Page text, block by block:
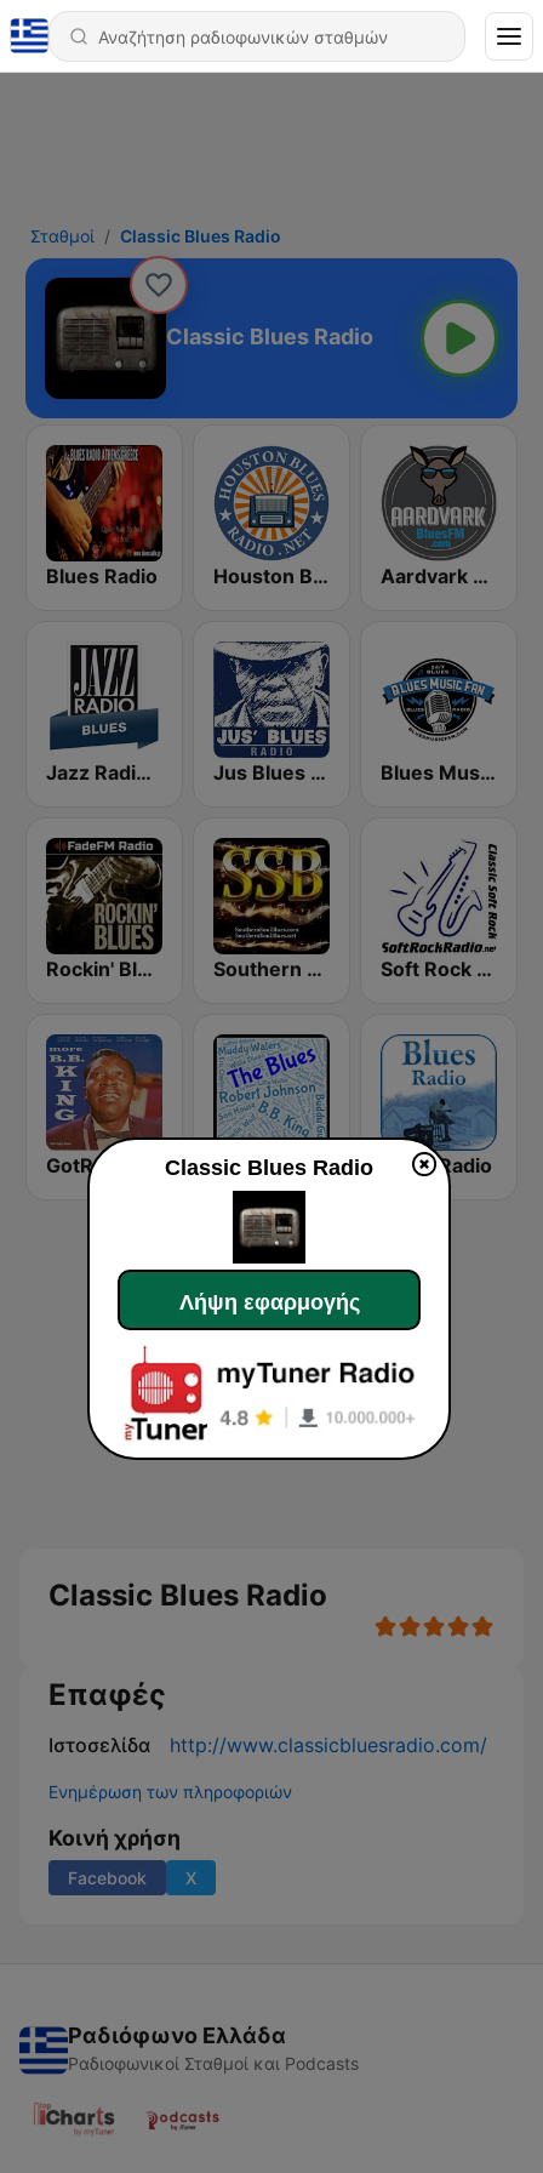
Σταθμοί Classic Blues Radio
Classic Blues Radio
Blues Radio Houston Blues Radio Aardvark Blues FM
Jazz Radio Blues Jus Blues Radio Blues Music Fan Radio
Rockin' Blues - FadeFM Southern Soul Blues Soft Rock Radio
WBLU - All Blues Radio Blues Radio
Classic Blues Radio
Επαφές
Ιστοσελίδα http://www.classicbluesradio.com/
Ενημέρωση των πληροφοριών
Κοινή χρήση
Facebook X
Ραδιόφωνο Ελλάδα
Ραδιοφωνικοί Σταθμοί και Podcasts
Classic Blues Radio
Λήψη εφαρμογής